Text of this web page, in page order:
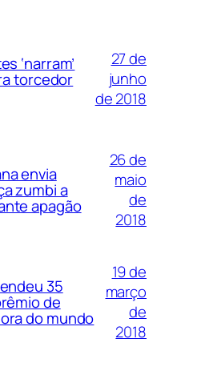
‘narram’
torcedor
27 de
junho
de 2018
envia
zumbi a
apagão
26 de
maio
de
2018
35
de
do mundo
19 de
março
de
2018